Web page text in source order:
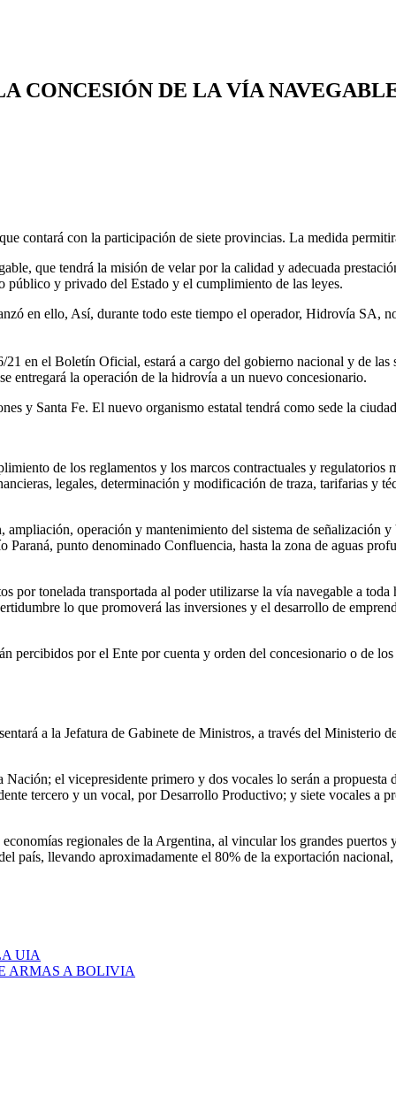
CONCESIÓN DE LA VÍA
contará con la participación de siete provincias. La medida
que tendrá la misión de velar por la calidad y adecuada
público y privado del Estado y el cumplimiento de las leyes.
en ello, Así, durante todo este tiempo el operador, Hidrovía SA,
en el Boletín Oficial, estará a cargo del gobierno nacional y de las
entregará la operación de la hidrovía a un nuevo concesionario.
y Santa Fe. El nuevo organismo estatal tendrá como sede la
de los reglamentos y los marcos contractuales y regulatorios
legales, determinación y modificación de traza, tarifarias y
operación y mantenimiento del sistema de señalización
punto denominado Confluencia, hasta la zona de aguas
tonelada transportada al poder utilizarse la vía navegable a
lo que promoverá las inversiones y el desarrollo de
percibidos por el Ente por cuenta y orden del concesionario o de
a la Jefatura de Gabinete de Ministros, a través del Ministerio
el vicepresidente primero y dos vocales lo serán a propuesta
tercero y un vocal, por Desarrollo Productivo; y siete vocales a
regionales de la Argentina, al vincular los grandes puertos
país, llevando aproximadamente el 80% de la exportación
UIA
ARMAS A BOLIVIA